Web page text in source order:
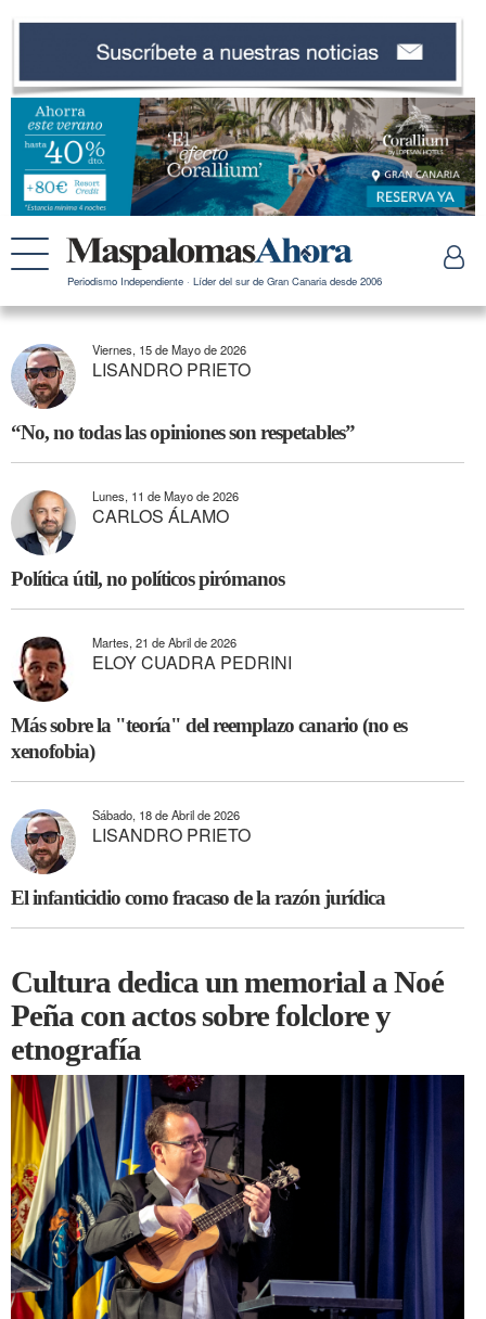
Periodismo Independiente · Líder del sur de Gran Canaria desde 2006
Viernes, 15 de Mayo de 2026
LISANDRO PRIETO
“No, no todas las opiniones son respetables”
Lunes, 11 de Mayo de 2026
CARLOS ÁLAMO
Política útil, no políticos pirómanos
Martes, 21 de Abril de 2026
ELOY CUADRA PEDRINI
Más sobre la "teoría" del reemplazo canario (no es
xenofobia)
Sábado, 18 de Abril de 2026
LISANDRO PRIETO
El infanticidio como fracaso de la razón jurídica
Cultura dedica un memorial a Noé
Peña con actos sobre folclore y
etnografía